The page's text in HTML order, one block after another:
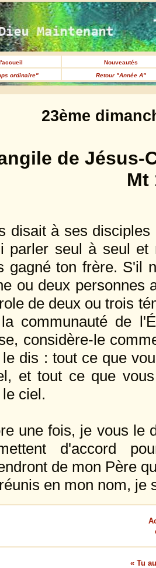
Nouveautés
ordinaire"
Retour "Année A"
23ème
de Jésus-
Mt
disait à ses
parler seul à seul et
gagné ton frère. S'il
ou deux personnes
de deux ou trois
communauté de
considère-le
dis : tout ce que
et tout ce que
ciel.
une fois, je vous le
d'accord
de mon Père
en mon nom, je
« Tu